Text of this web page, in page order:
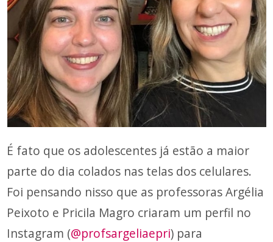
É fato que os adolescentes já estão a maior
parte do dia colados nas telas dos celulares.
Foi pensando nisso que as professoras Argélia
Peixoto e Pricila Magro criaram um perfil no
Instagram (@profsargeliaepri) para